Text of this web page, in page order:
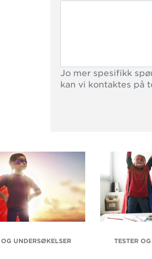
Jo mer spesifikk
kan vi kontaktes på
OG UNDERSØKELSER TESTER